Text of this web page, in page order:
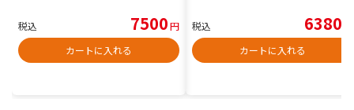
税込 7500円
カートに入れる
税込 6380
カートに入れる